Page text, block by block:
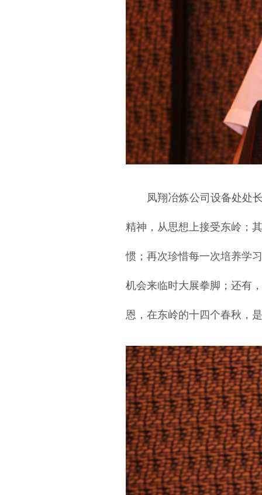
凤翔冶炼公司设备处处
精神，从思想上接受东岭；
惯；再次珍惜每一次培养学
机会来临时大展拳脚；还有
恩，在东岭的十四个春秋，